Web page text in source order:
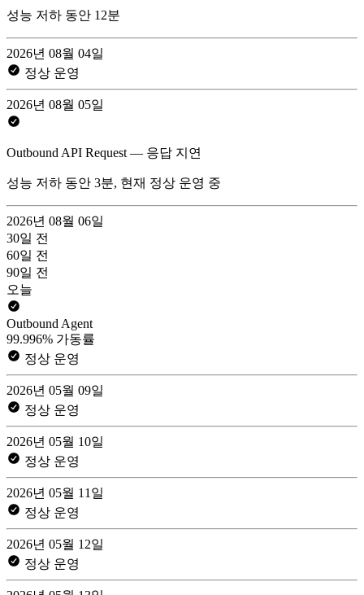
성능 저하 동안 12분
2026년 08월 04일
정상 운영
2026년 08월 05일
Outbound API Request — 응답 지연
성능 저하 동안 3분, 현재 정상 운영 중
2026년 08월 06일
30일 전
60일 전
90일 전
오늘
Outbound Agent
99.996% 가동률
정상 운영
2026년 05월 09일
정상 운영
2026년 05월 10일
정상 운영
2026년 05월 11일
정상 운영
2026년 05월 12일
정상 운영